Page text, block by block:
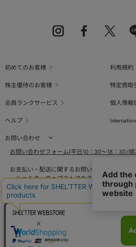
初めてのお客様
利用規約
株主優待のお客様
特定商取
会員ランクサービス
個人情報
ヘルプ
お問い合わせ
お問い合わせフォーム(平日10：30～18：30/順
お支払い・配送に関するお問い合わせ（平日10
シェルターウェブストアカスタマーセンター
0800-123-6820
商品の素材、サイズ、仕様等に関するお問い合
バロックジャパンリミテッドコールセンター
03-6730-9191
BAROQUE JAPAN LIMITED 採用情報